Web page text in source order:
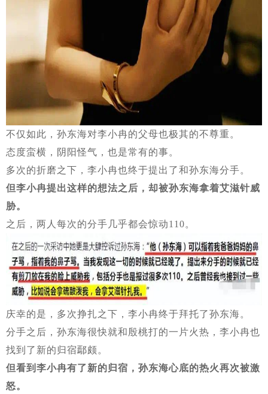
不仅如此，孙东海对李小冉的父母也极其的不尊重。
态度蛮横，阴阳怪气，也是常有的事。
多次的折磨之下，李小冉也终于提出了和孙东海分手。
但李小冉提出这样的想法之后，却被孙东海拿着艾滋针威
胁。
之后，两人每次的分手几乎都会惊动110。
庆幸的是，多次挣扎之下，李小冉终于拜托了孙东海。
分手之后，孙东海很快就和殷桃打的一片火热，李小冉也
找到了新的归宿鄢颇。
但看到李小冉有了新的归宿，孙东海心底的热火再次被激
怒。